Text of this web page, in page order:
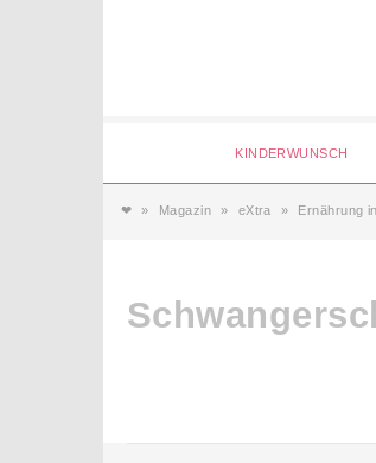
KINDERWUNSCH
❤ Magazin eXtra Ernährung
AGB & Impressum